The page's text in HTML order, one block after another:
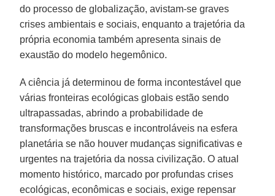
do processo de globalização, avistam-se graves
crises ambientais e sociais, enquanto a trajetória da
própria economia também apresenta sinais de
exaustão do modelo hegemônico.
A ciência já determinou de forma incontestável que
várias fronteiras ecológicas globais estão sendo
ultrapassadas, abrindo a probabilidade de
transformações bruscas e incontroláveis na esfera
planetária se não houver mudanças significativas e
urgentes na trajetória da nossa civilização. O atual
momento histórico, marcado por profundas crises
ecológicas, econômicas e sociais, exige repensar